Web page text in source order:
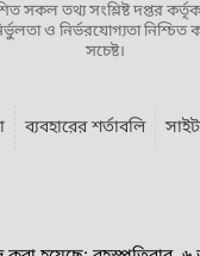
সকল তথ্য সংশ্লিষ্ট দপ্তর
ও নির্ভরযোগ্যতা নিশ্চিত
সচেষ্ট।
ব্যবহারের শর্তাবলি